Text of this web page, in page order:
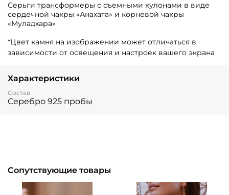
Серьги трансформеры с съемными кулонами в виде
сердечной чакры «Анахата» и корневой чакры
«Муладхара»
*Цвет камня на изображении может отличаться в
зависимости от освещения и настроек вашего экрана
Характеристики
Состав
Серебро 925 пробы
Сопутствующие товары